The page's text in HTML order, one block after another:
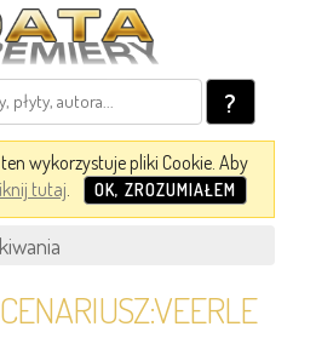
?
wykorzystuje pliki Cookie. Aby
tutaj. OK, ZROZUMIAŁEM